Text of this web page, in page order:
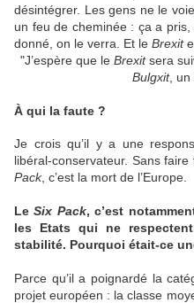
désintégrer. Les gens ne le
un feu de cheminée : ça a
donné, on le verra. Et le Brexit
"J’espère que le Brexitsera
Bulgxit, un
À qui la faute ?
Je crois qu’il y a une
libéral-conservateur. Sans
Pack, c’est la mort de l’Europe.
LeSix Pack, c’est
les Etats qui ne
stabilité. Pourquoi était-ce
Parce qu’il a poignardé la
projet européen : la classe